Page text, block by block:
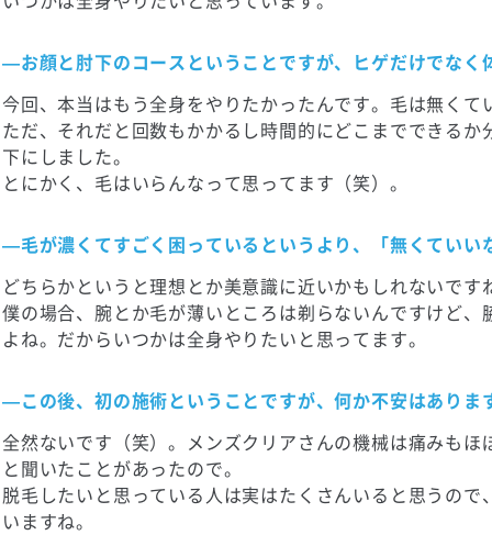
—お顔と肘下のコースということですが、ヒゲだけでなく
今回、本当はもう全身をやりたかったんです。毛は無くて
ただ、それだと回数もかかるし時間的にどこまでできる
下にしました。
とにかく、毛はいらんなって思ってます（笑）。
—毛が濃くてすごく困っているというより、「無くていい
どちらかというと理想とか美意識に近いかもしれないで
僕の場合、腕とか毛が薄いところは剃らないんですけど
よね。だからいつかは全身やりたいと思ってます。
—この後、初の施術ということですが、何か不安はありま
全然ないです（笑）。メンズクリアさんの機械は痛みも
と聞いたことがあったので。
脱毛したいと思っている人は実はたくさんいると思うの
いますね。